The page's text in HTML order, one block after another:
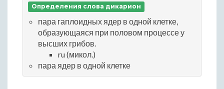
Определения слова дикарион
пара гаплоидных ядер в одной клетке,
образующаяся при половом процессе у
высших грибов.
ru (микол.)
пара ядер в одной клетке